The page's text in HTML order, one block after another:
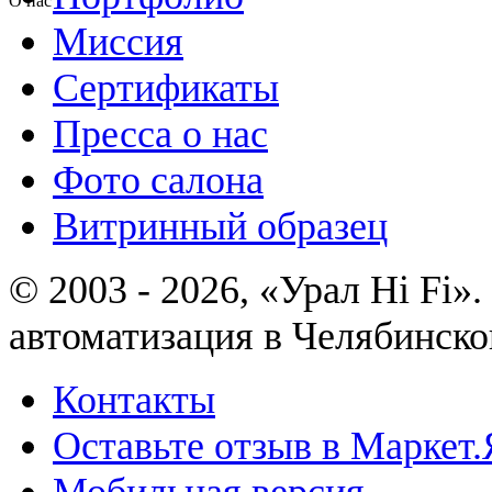
Миссия
Сертификаты
Пресса о нас
Фото салона
Витринный образец
© 2003 - 2026, «Урал Hi
автоматизация в
Контакты
Оставьте отзыв в